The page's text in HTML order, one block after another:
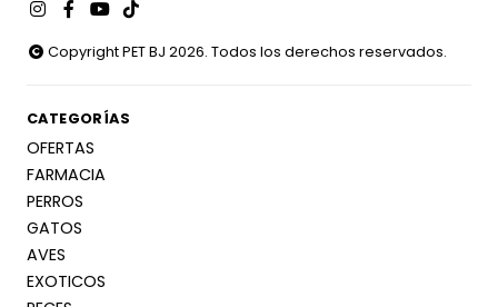
Copyright PET BJ 2026. Todos los derechos reservados.
CATEGORÍAS
OFERTAS
FARMACIA
PERROS
GATOS
AVES
EXOTICOS